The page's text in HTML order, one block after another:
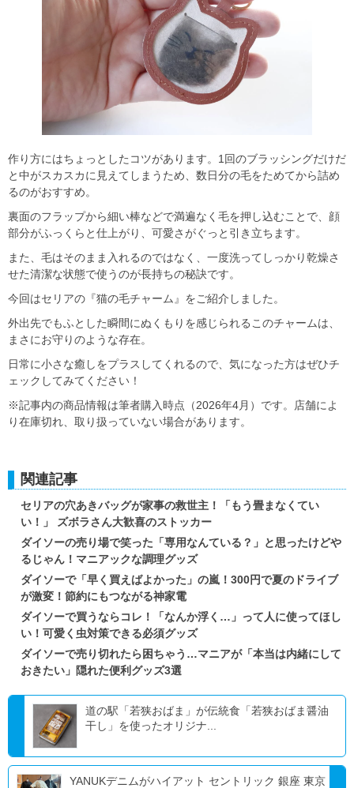
作り方にはちょっとしたコツがあります。1回のブラッシングだけだ
と中がスカスカに見えてしまうため、数日分の毛をためてから詰め
るのがおすすめ。
裏面のフラップから細い棒などで満遍なく毛を押し込むことで、顔
部分がふっくらと仕上がり、可愛さがぐっと引き立ちます。
また、毛はそのまま入れるのではなく、一度洗ってしっかり乾燥さ
せた清潔な状態で使うのが長持ちの秘訣です。
今回はセリアの『猫の毛チャーム』をご紹介しました。
外出先でもふとした瞬間にぬくもりを感じられるこのチャームは、
まさにお守りのような存在。
日常に小さな癒しをプラスしてくれるので、気になった方はぜひチ
ェックしてみてください！
※記事内の商品情報は筆者購入時点（2026年4月）です。店舗によ
り在庫切れ、取り扱っていない場合があります。
関連記事
セリアの穴あきバッグが家事の救世主！「もう畳まなくてい
い！」 ズボラさん大歓喜のストッカー
ダイソーの売り場で笑った「専用なんている？」と思ったけどや
るじゃん！マニアックな調理グッズ
ダイソーで「早く買えばよかった」の嵐！300円で夏のドライブ
が激変！節約にもつながる神家電
ダイソーで買うならコレ！「なんか浮く…」って人に使ってほし
い！可愛く虫対策できる必須グッズ
ダイソーで売り切れたら困ちゃう…マニアが「本当は内緒にして
おきたい」隠れた便利グッズ3選
道の駅「若狭おばま」が伝統食「若狭おばま醤油
干し」を使ったオリジナ...
YANUKデニムがハイアット セントリック 銀座 東京